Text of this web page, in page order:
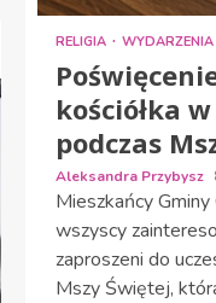
RELIGIA WYDARZENIA
kościółka
podczas
Aleksandra Przybysz
Mieszkańcy
wszyscy
zaproszeni do
Mszy Świętej,